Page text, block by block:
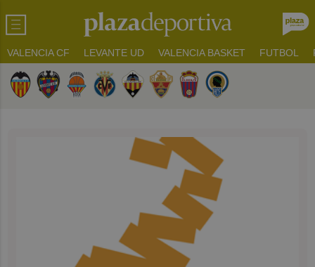
VALENCIA CF LEVANTE UD VALENCIA BASKET FUTBOL